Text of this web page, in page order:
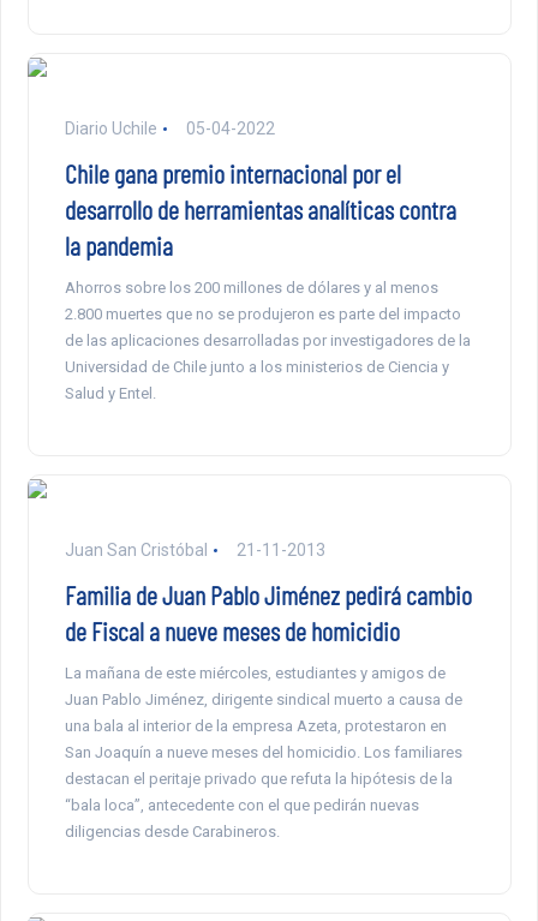
Diario Uchile 05-04-2022
Chile gana premio internacional por el
desarrollo de herramientas analíticas contra
la pandemia
Ahorros sobre los 200 millones de dólares y al menos
2.800 muertes que no se produjeron es parte del impacto
de las aplicaciones desarrolladas por investigadores de la
Universidad de Chile junto a los ministerios de Ciencia y
Salud y Entel.
Juan San Cristóbal 21-11-2013
Familia de Juan Pablo Jiménez pedirá cambio
de Fiscal a nueve meses de homicidio
La mañana de este miércoles, estudiantes y amigos de
Juan Pablo Jiménez, dirigente sindical muerto a causa de
una bala al interior de la empresa Azeta, protestaron en
San Joaquín a nueve meses del homicidio. Los familiares
destacan el peritaje privado que refuta la hipótesis de la
“bala loca”, antecedente con el que pedirán nuevas
diligencias desde Carabineros.